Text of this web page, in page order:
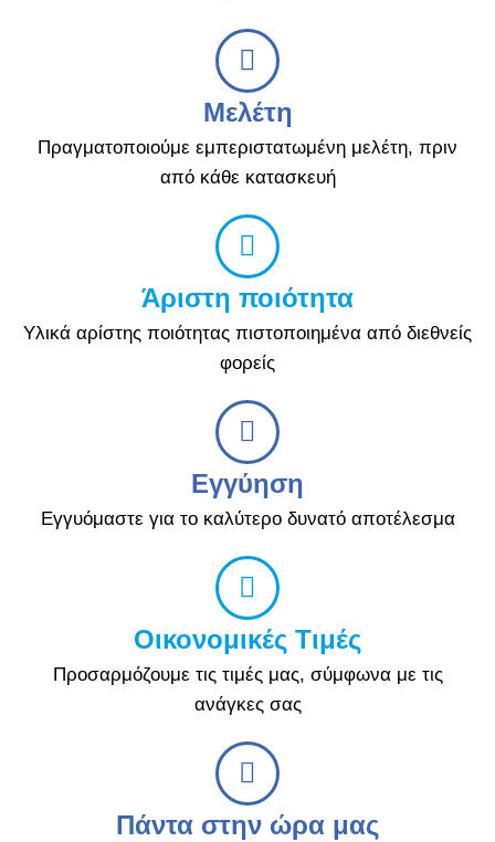
Μελέτη
Πραγματοποιούμε εμπεριστατωμένη μελέτη, πριν
από κάθε κατασκευή
Άριστη ποιότητα
Υλικά αρίστης ποιότητας πιστοποιημένα από διεθνείς
φορείς
Εγγύηση
Εγγυόμαστε για το καλύτερο δυνατό αποτέλεσμα
Οικονομικές Τιμές
Προσαρμόζουμε τις τιμές μας, σύμφωνα με τις
ανάγκες σας
Πάντα στην ώρα μας